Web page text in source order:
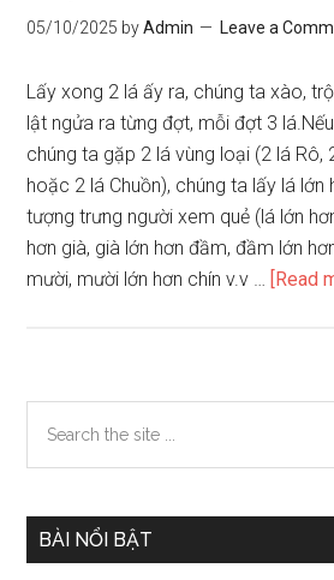
05/10/2025 byAdmin Leave a
Lấy xong 2 lá ấy ra, chúng ta xào,
lật ngửa ra từng đợt, mỗi đợt 3
chúng ta gặp 2 lá vùng loại (2 lá Rô,
hoặc 2 lá Chuồn), chúng ta lấy lá lớn
tượng trưng người xem quẻ (lá lớn
hơn già, già lớn hơn đầm, đầm lớn
mười, mười lớn hơn chín v.v … [Read
Primary
Sidebar
the
BÀI NỔI BẬT